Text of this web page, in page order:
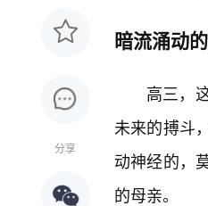
分享
暗流涌动
高三，
未来的搏斗
动神经的，
的母亲。